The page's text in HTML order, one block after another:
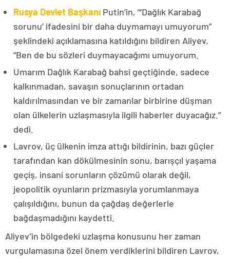
Rusya Devlet Başkanı Putin’in, “‘Dağlık Karabağ
sorunu’ ifadesini bir daha duymamayı umuyorum”
şeklindeki açıklamasına katıldığını bildiren Aliyev,
“Ben de bu sözleri duymayacağımı umuyorum.
Umarım Dağlık Karabağ bahsi geçtiğinde, sadece
kalkınmadan, savaşın sonuçlarının ortadan
kaldırılmasından ve bir zamanlar birbirine düşman
olan ülkelerin uzlaşmasıyla ilgili haberler duyacağız.”
dedi.
Lavrov, üç ülkenin imza attığı bildirinin, bazı güçler
tarafından kan dökülmesinin sonu, barışçıl yaşama
geçiş, insani sorunların çözümü olarak değil,
jeopolitik oyunların prizmasıyla yorumlanmaya
çalışıldığını, bunun da çağdaş değerlerle
bağdaşmadığını kaydetti.
Aliyev’in bölgedeki uzlaşma konusunu her zaman
vurgulamasına özel önem verdiklerini bildiren Lavrov,